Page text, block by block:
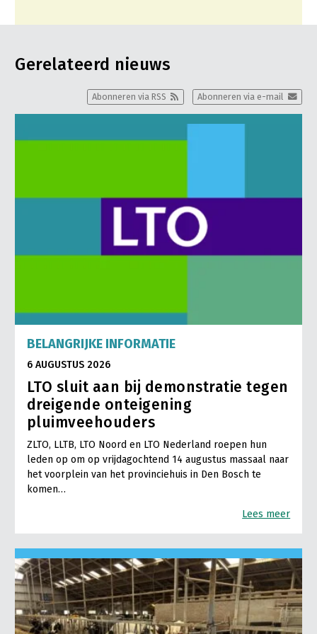
Gerelateerd nieuws
Abonneren via e-mail
Abonneren via RSS
BELANGRIJKE INFORMATIE
6 AUGUSTUS 2026
LTO sluit aan bij demonstratie tegen
dreigende onteigening
pluimveehouders
ZLTO, LLTB, LTO Noord en LTO Nederland roepen hun
leden op om op vrijdagochtend 14 augustus massaal naar
het voorplein van het provinciehuis in Den Bosch te
komen…
Lees meer